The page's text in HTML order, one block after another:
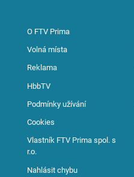
O FTV Prima
Volná místa
Reklama
HbbTV
Podmínky užívání
Cookies
Vlastník FTV Prima spol. s
r.o.
Nahlásit chybu